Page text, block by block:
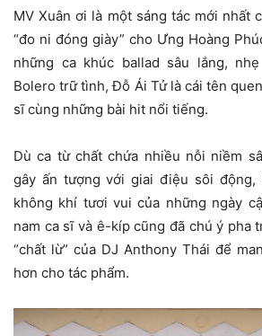
MV Xuân ơi là một sáng tác mới nhất
“đo ni đóng giày” cho Ưng Hoàng
những ca khúc ballad sâu lắng,
Bolero trữ tình, Đỗ Ái Tử là cái tên
sĩ cùng những bài hit nổi tiếng.
Dù ca từ chất chứa nhiều nỗi niềm
gây ấn tượng với giai điệu sôi động,
không khí tươi vui của những ngày
nam ca sĩ và ê-kíp cũng đã chú ý pha
“chất lừ” của DJ Anthony Thái để
hơn cho tác phẩm.